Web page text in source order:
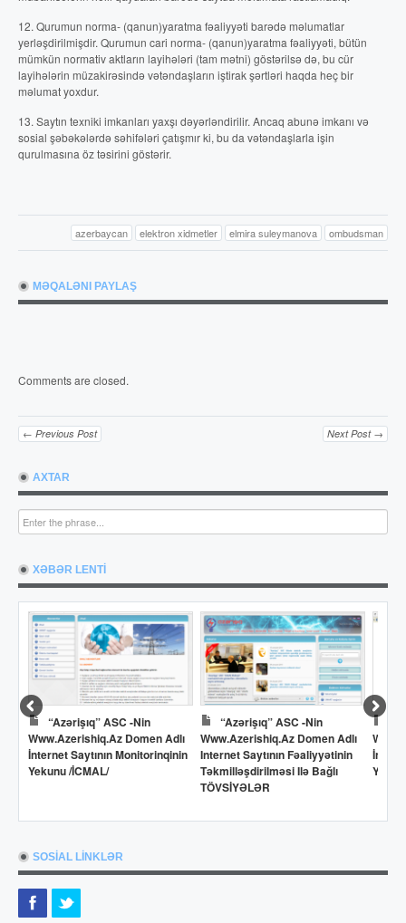
12. Qurumun norma- (qanun)yaratma fəaliyyəti barədə məlumatlar
yerləşdirilmişdir. Qurumun cari norma- (qanun)yaratma fəaliyyəti, bütün
mümkün normativ aktların layihələri (tam mətni) göstərilsə də, bu cür
layihələrin müzakirəsində vətəndaşların iştirak şərtləri haqda heç bir
məlumat yoxdur.
13. Saytın texniki imkanları yaxşı dəyərləndirilir. Ancaq abunə imkanı və
sosial şəbəkələrdə səhifələri çatışmır ki, bu da vətəndaşlarla işin
qurulmasına öz təsirini göstərir.
azerbaycan elektron xidmetler elmira suleymanova ombudsman
MƏQALƏNI PAYLAŞ
Comments are closed.
← Previous Post Next Post →
AXTAR
XƏBƏR LENTİ
“Azərişıq” ASC -nin
Www.azerishiq.az Domen Adlı
İnternet Saytının Monitorinqinin
Yekunu /İCMAL/
“Azərişıq” ASC -nin
Www.azerishiq.az Domen Adlı
Internet Saytının Fəaliyyətinin
Təkmilləşdirilməsi Ilə Bağlı
TÖVSİYƏLƏR
SOSİAL LİNKLƏR